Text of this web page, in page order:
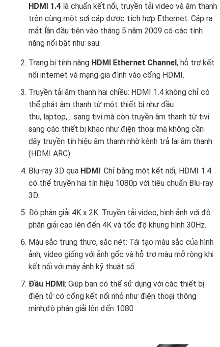
HDMI 1.4 là chuẩn kết nối, truyền tải video và âm thanh
trên cùng một sợi cáp được tích hợp Ethernet. Cáp ra
mắt lần đầu tiên vào tháng 5 năm 2009 có các tính
năng nổi bật như sau:
Trang bị tính năng HDMI Ethernet Channel, hỗ trợ kết
nối internet và mạng gia đình vào cổng HDMI.
Truyền tải âm thanh hai chiều: HDMI 1.4 không chỉ có
thể phát âm thanh từ một thiết bị như đầu
thu, laptop,... sang tivi mà còn truyền âm thanh từ tivi
sang các thiết bị khác như điện thoại mà không cần
dây truyền tín hiệu âm thanh nhờ kênh trả lại âm thanh
(HDMI ARC).
Blu-ray 3D qua HDMI: Chỉ bằng một kết nối, HDMI 1.4
có thể truyền hai tín hiệu 1080p với tiêu chuẩn Blu-ray
3D.
Độ phân giải 4K x 2K: Truyền tải video, hình ảnh với độ
phân giải cao lên đến 4K và tốc độ khung hình 30Hz.
Màu sắc trung thực, sắc nét: Tái tạo màu sắc của hình
ảnh, video giống với ảnh gốc và hỗ trợ màu mở rộng khi
kết nối với máy ảnh kỹ thuật số.
Đầu HDMI: Giúp bạn có thể sử dụng với các thiết bị
điện tử có cổng kết nối nhỏ như điện thoại thông
minh,độ phân giải lên đến 1080